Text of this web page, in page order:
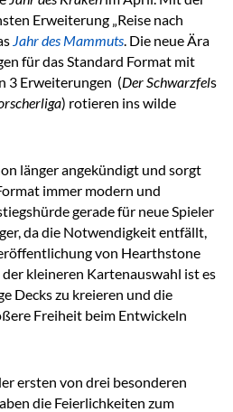
Erweiterung „Reise nach
Jahr des Mammuts . Die neue Ära
für das Standard Format mit
3 Erweiterungen (Der Schwarzfels
) rotieren ins wilde
länger angekündigt und sorgt
immer modern und
gerade für neue Spieler
da die Notwendigkeit entfällt,
von Hearthstone
kleineren Kartenauswahl ist es
Decks zu kreieren und die
Freiheit beim Entwickeln
ersten von drei besonderen
die Feierlichkeiten zum